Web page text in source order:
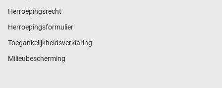
Herroepingsrecht
Herroepingsformulier
Toegankelijkheidsverklaring
Milieubescherming